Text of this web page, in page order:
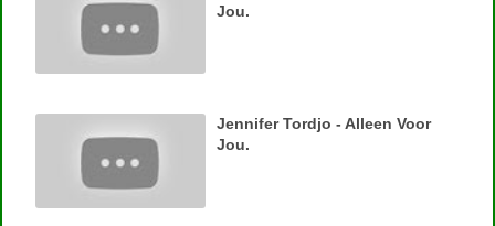
Jou.
Jennifer Tordjo - Alleen Voor
Jou.